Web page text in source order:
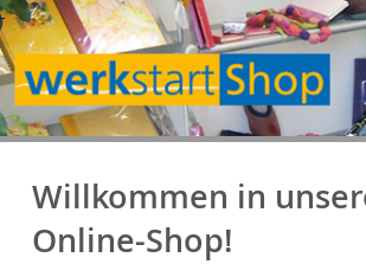
Willkommen in
Online-Shop!